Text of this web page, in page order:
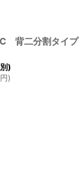
背二分割タイプ
)
円)